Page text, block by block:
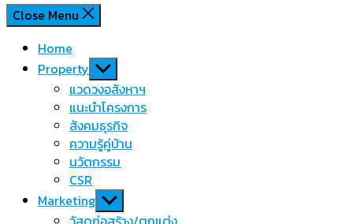
Close Menu
Home
Property Show
sub
menu
แวดวงอสังหาฯ
แนะนำโครงการ
สังคมธุรกิจ
ความรู้คู่บ้าน
นวัตกรรม
CSR
Marketing Show
sub